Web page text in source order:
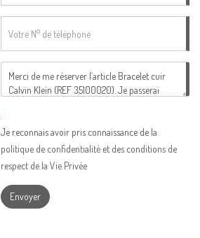
Je reconnais avoir pris connaissance de la
politique de confidentialité et des conditions de
respect de la Vie Privée
Envoyer